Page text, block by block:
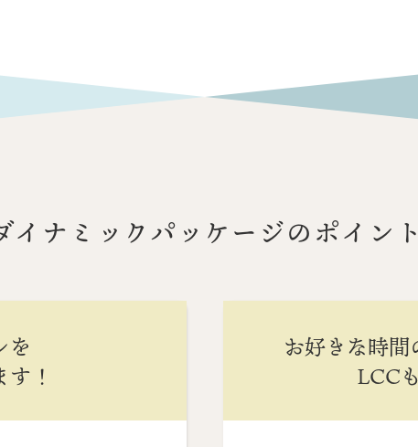
イナミックパッケージのポイント
を
！
お好きな時間
LCC